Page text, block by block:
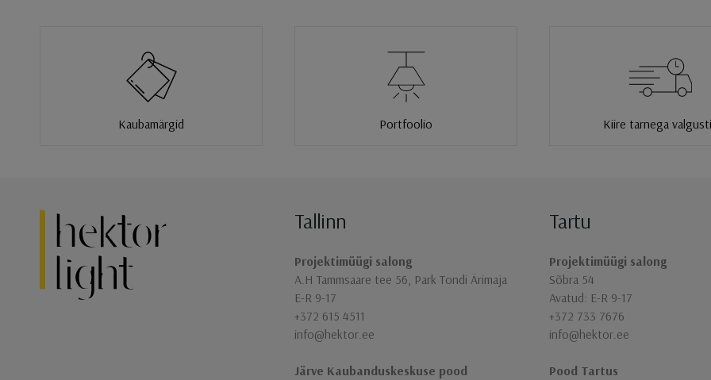
Kaubamärgid Portfoolio Kiire tarnega
Jaluse navigatsioon
Tallinn
Projektimüügi salong
A.H Tammsaare tee 56, Park Tondi Ärimaja
E-R 9-17
+372 615 4511
info@hektor.ee
Järve Kaubanduskeskuse pood
Tartu
Projektimüügi salong
Sõbra 54
Avatud: E-R 9-17
+372 733 7676
info@hektor.ee
Pood Tartus